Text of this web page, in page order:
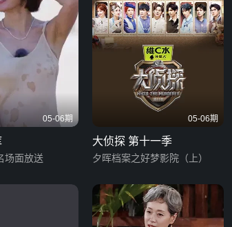
05-06期
场面放送
05-06期
大侦探 第十一季
夕晖档案之好梦影院（上）